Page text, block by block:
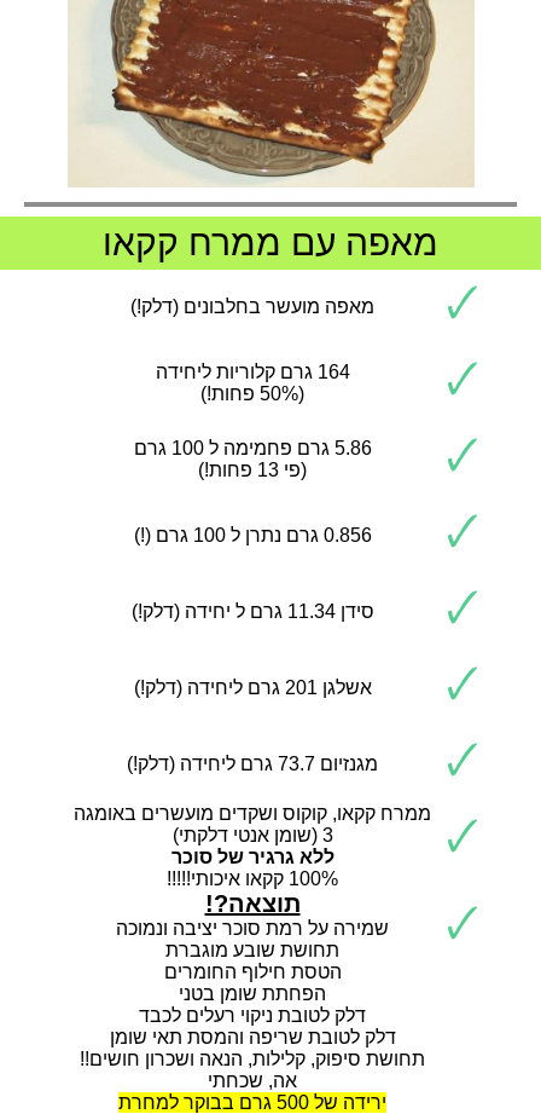
מאפה עם ממרח קקאו
🗸 מאפה מועשר בחלבונים (דלק!)
🗸
164 גרם קלוריות ליחידה
(50% פחות!)
🗸
5.86 גרם פחמימה ל 100 גרם
(פי 13 פחות!)
🗸 0.856 גרם נתרן ל 100 גרם (!)
🗸 סידן 11.34 גרם ל יחידה (דלק!)
🗸 אשלגן 201 גרם ליחידה (דלק!)
🗸 מגנזיום 73.7 גרם ליחידה (דלק!)
🗸
ממרח קקאו, קוקוס ושקדים מועשרים באומגה
3 (שומן אנטי דלקתי)
ללא גרגיר של סוכר
100% קקאו איכותי!!!!!
🗸 תוצאה?!
שמירה על רמת סוכר יציבה ונמוכה
תחושת שובע מוגברת
הטסת חילוף החומרים
הפחתת שומן בטני
דלק לטובת ניקוי רעלים לכבד
דלק לטובת שריפה והמסת תאי שומן
תחושת סיפוק, קלילות, הנאה ושכרון חושים!!
אה, שכחתי
ירידה של 500 גרם בבוקר למחרת